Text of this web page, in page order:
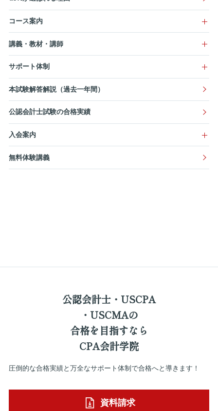
コース案内
講義・教材・講師
サポート体制
本試験解答解説（過去一年間）
公認会計士試験の合格実績
入会案内
無料体験講義
公認会計士・USCPA
・USCMAの
合格を目指すなら
CPA会計学院
圧倒的な合格実績と万全なサポート体制で合格へと導きます！
資料請求